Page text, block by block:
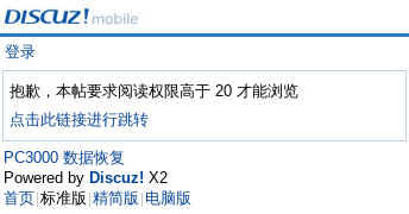
登录
抱歉，本帖要求阅读权限高于 20 才能浏览
点击此链接进行跳转
PC3000 数据恢复
Powered by Discuz! X2
首页 标准版 精简版 电脑版